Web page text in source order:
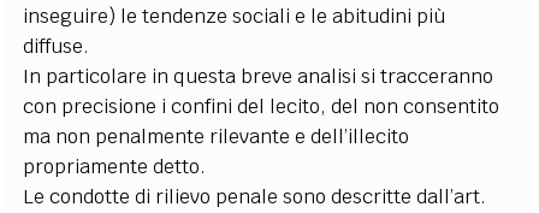
inseguire) le tendenze sociali e le abitudini più
diffuse.
In particolare in questa breve analisi si tracceranno
con precisione i confini del lecito, del non consentito
ma non penalmente rilevante e dell’illecito
propriamente detto.
Le condotte di rilievo penale sono descritte dall’art.